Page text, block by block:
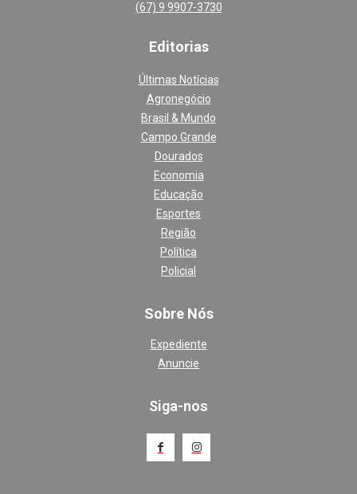
(67) 9 9907-3730
Editorias
Últimas Notícias
Agronegócio
Brasil & Mundo
Campo Grande
Dourados
Economia
Educação
Esportes
Região
Política
Policial
Sobre Nós
Expediente
Anuncie
Siga-nos